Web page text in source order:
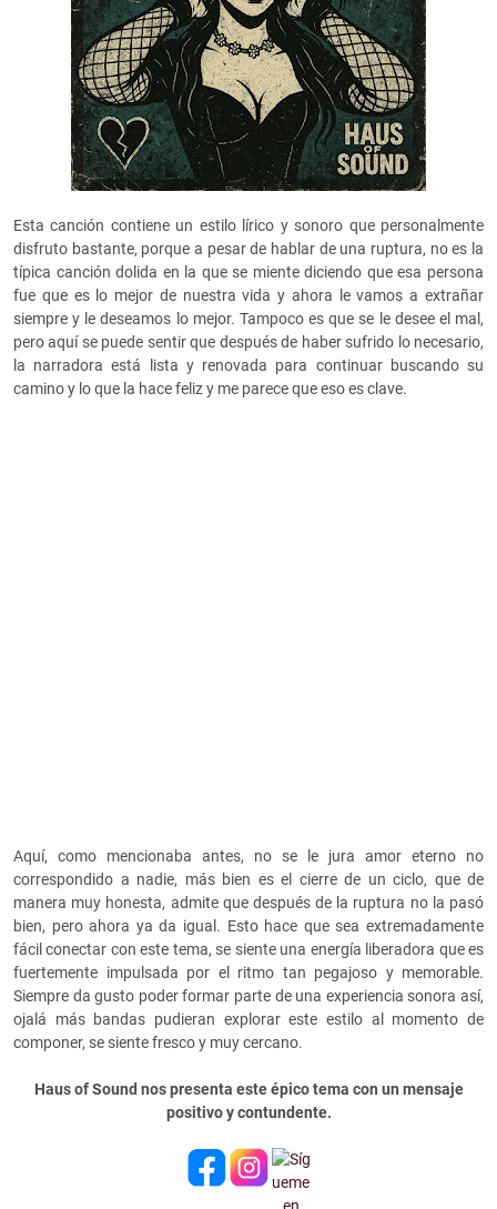
Esta canción contiene un estilo lírico y sonoro que personalmente
disfruto bastante, porque a pesar de hablar de una ruptura, no es la
típica canción dolida en la que se miente diciendo que esa persona
fue que es lo mejor de nuestra vida y ahora le vamos a extrañar
siempre y le deseamos lo mejor. Tampoco es que se le desee el mal,
pero aquí se puede sentir que después de haber sufrido lo necesario,
la narradora está lista y renovada para continuar buscando su
camino y lo que la hace feliz y me parece que eso es clave.
Aquí, como mencionaba antes, no se le jura amor eterno no
correspondido a nadie, más bien es el cierre de un ciclo, que de
manera muy honesta, admite que después de la ruptura no la pasó
bien, pero ahora ya da igual. Esto hace que sea extremadamente
fácil conectar con este tema, se siente una energía liberadora que es
fuertemente impulsada por el ritmo tan pegajoso y memorable.
Siempre da gusto poder formar parte de una experiencia sonora así,
ojalá más bandas pudieran explorar este estilo al momento de
componer, se siente fresco y muy cercano.
Haus of Sound nos presenta este épico tema con un mensaje
positivo y contundente.